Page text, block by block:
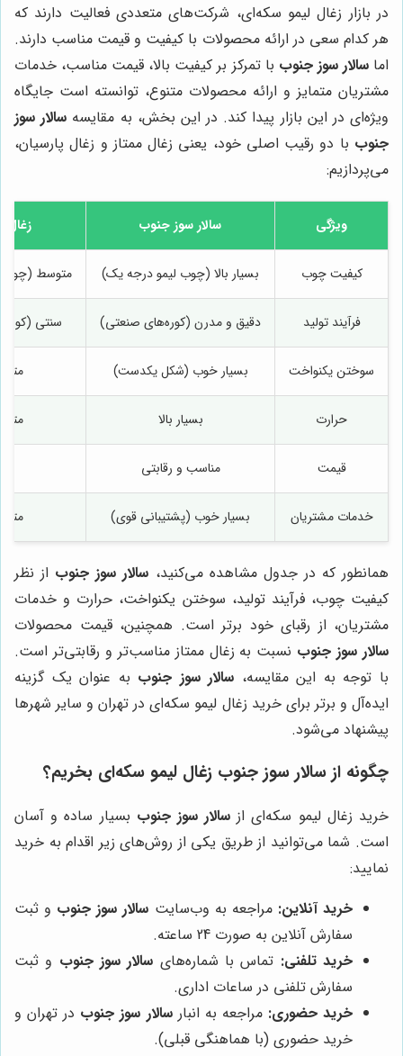
در بازار زغال لیمو سکه‌ای، شرکت‌های متعددی فعالیت دارند که
هر کدام سعی در ارائه محصولات با کیفیت و قیمت مناسب دارند.
اماسالار سوز جنوب با تمرکز بر کیفیت بالا، قیمت مناسب، خدمات
مشتریان متمایز و ارائه محصولات متنوع، توانسته است جایگاه
ویژه‌ای در این بازار پیدا کند. در این بخش، به مقایسه سالار سوز
جنوب با دو رقیب اصلی خود، یعنی زغال ممتاز و زغال پارسیان،
می‌پردازیم:
ویژگی سالار سوز جنوب زغال
کیفیت چوب بسیار بالا (چوب لیمو درجه یک) متوسط
فرآیند تولید دقیق و مدرن (کوره‌های صنعتی) سنتی
سوختن یکنواخت بسیار خوب (شکل یکدست)
حرارت بسیار بالا
قیمت مناسب و رقابتی
خدمات مشتریان بسیار خوب (پشتیبانی قوی)
همانطور که در جدول مشاهده می‌کنید، سالار سوز جنوب از نظر
کیفیت چوب، فرآیند تولید، سوختن یکنواخت، حرارت و خدمات
مشتریان، از رقبای خود برتر است. همچنین، قیمت محصولات
سالار سوز جنوب نسبت به زغال ممتاز مناسب‌تر و رقابتی‌تر است.
با توجه به این مقایسه، سالار سوز جنوب به عنوان یک گزینه
ایده‌آل و برتر برای خرید زغال لیمو سکه‌ای در تهران و سایر شهرها
پیشنهاد می‌شود.
چگونه ازسالار سوز جنوب زغال لیمو سکه‌ای بخریم؟
خرید زغال لیمو سکه‌ای از سالار سوز جنوب بسیار ساده و آسان
است. شما می‌توانید از طریق یکی از روش‌های زیر اقدام به خرید
نمایید:
خرید آنلاین: مراجعه به وب‌سایت سالار سوز جنوب و ثبت
سفارش آنلاین به صورت 24 ساعته.
خرید تلفنی: تماس با شماره‌های سالار سوز جنوب و ثبت
سفارش تلفنی در ساعات اداری.
خرید حضوری: مراجعه به انبارسالار سوز جنوب در تهران و
خرید حضوری (با هماهنگی قبلی).